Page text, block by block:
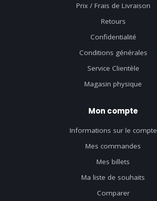
Prix / Frais de Livraison
Retours
Confidentialité
Conditions générales
Service Clientèle
Magasin physique
Mon compte
Informations sur le compte
Mes commandes
Mes billets
Ma liste de souhaits
Comparer